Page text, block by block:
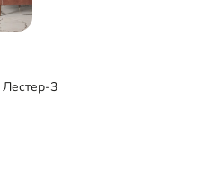
3